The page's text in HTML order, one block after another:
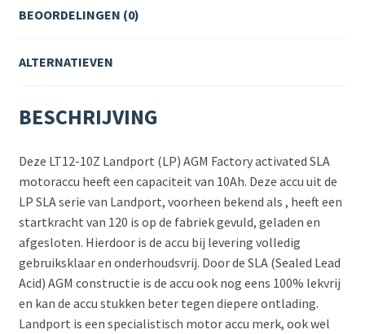
BEOORDELINGEN (0)
ALTERNATIEVEN
BESCHRIJVING
Deze LT12-10Z Landport (LP) AGM Factory activated SLA
motoraccu heeft een capaciteit van 10Ah. Deze accu uit de
LP SLA serie van Landport, voorheen bekend als , heeft een
startkracht van 120 is op de fabriek gevuld, geladen en
afgesloten. Hierdoor is de accu bij levering volledig
gebruiksklaar en onderhoudsvrij. Door de SLA (Sealed Lead
Acid) AGM constructie is de accu ook nog eens 100% lekvrij
en kan de accu stukken beter tegen diepere ontlading.
Landport is een specialistisch motor accu merk, ook wel